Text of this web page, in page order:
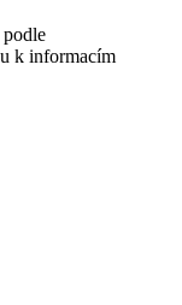
k informacím